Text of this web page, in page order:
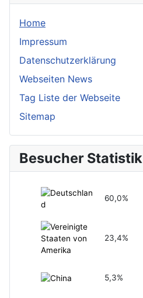
Home
Impressum
Datenschutzerklärung
Webseiten News
Tag Liste der Webseite
Sitemap
Besucher Statistik
60,0%
23,4%
5,3%